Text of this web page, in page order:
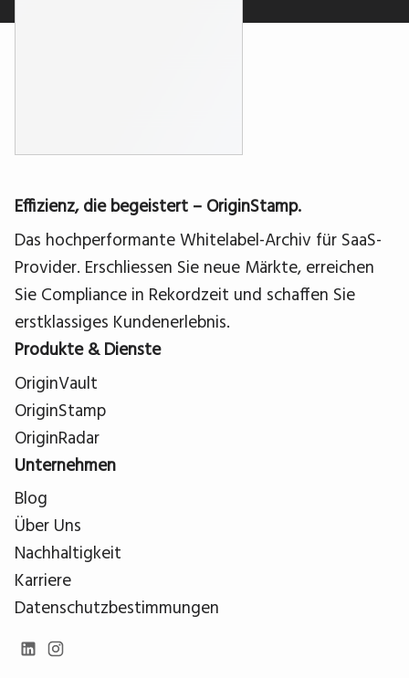
Effizienz, die begeistert – OriginStamp.
Das hochperformante Whitelabel-Archiv für SaaS-
Provider. Erschliessen Sie neue Märkte, erreichen
Sie Compliance in Rekordzeit und schaffen Sie
erstklassiges Kundenerlebnis.
Produkte & Dienste
OriginVault
OriginStamp
OriginRadar
Unternehmen
Blog
Über Uns
Nachhaltigkeit
Karriere
Datenschutzbestimmungen